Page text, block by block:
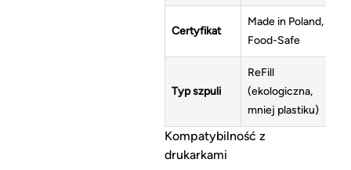
Certyfikat
Made in Poland,
Food-Safe
Typ szpuli
ReFill
(ekologiczna,
mniej plastiku)
Kompatybilność z
drukarkami